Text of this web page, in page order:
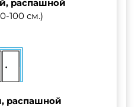
распашной
100 см.)
распашной